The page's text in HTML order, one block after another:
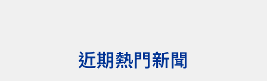
近期熱門新聞